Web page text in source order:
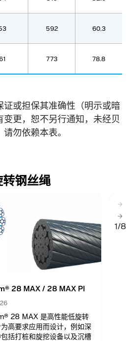
592 60.3
773 78.8
证或担保其准确性（明示或暗
更，恕不另行通知，未经贝
勿依赖本表。
钢丝绳
28 MAX / 28 MAX PI
28 MAX 是高性能低旋转
高要求应用而设计，例如深
括打桩和旋挖设备以及沉槽
1/8